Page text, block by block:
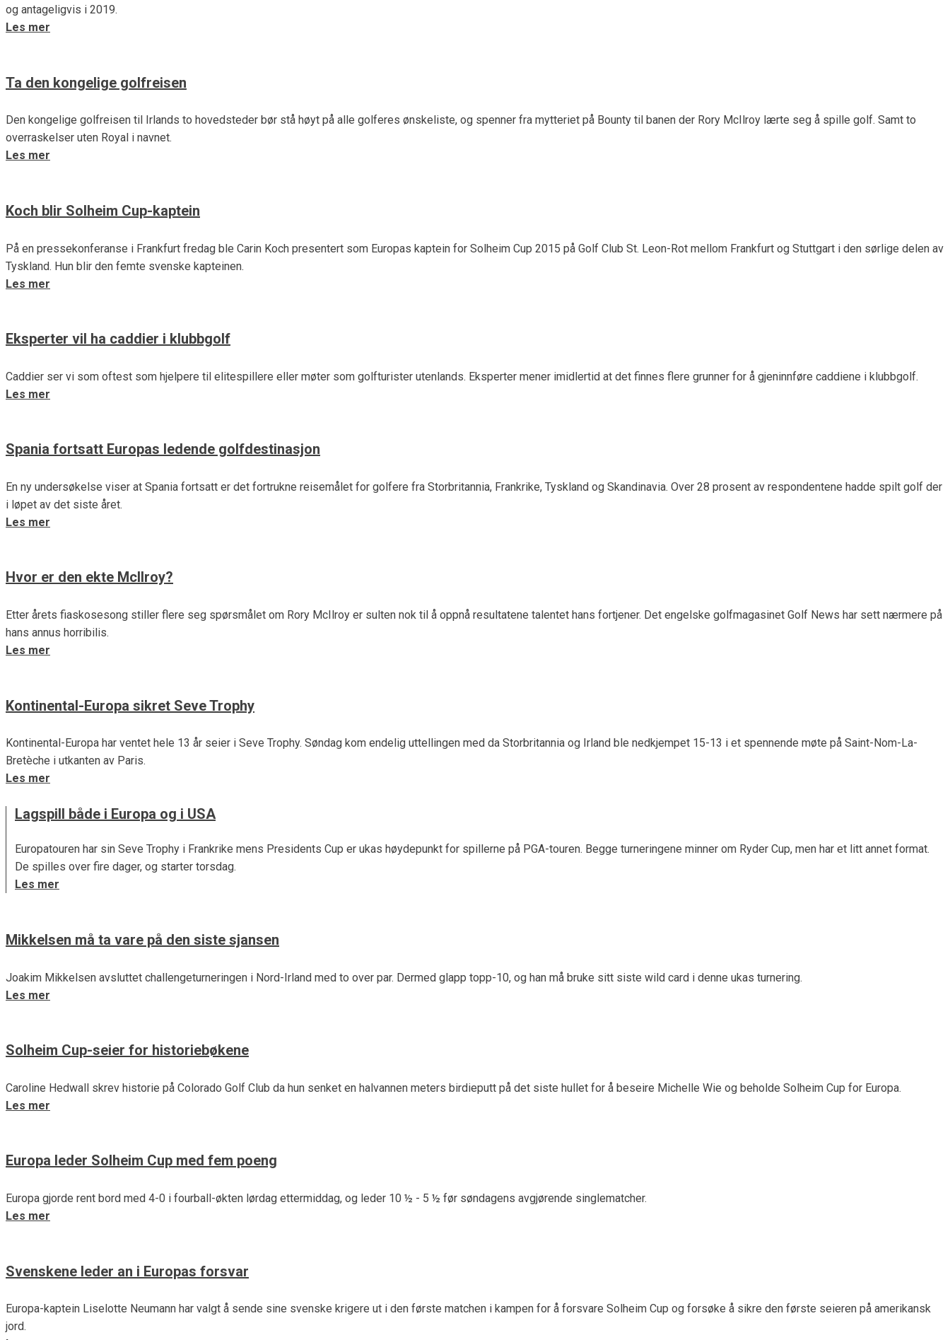
og antageligvis i 2019.
Les mer
Ta den kongelige golfreisen
Den kongelige golfreisen til Irlands to hovedsteder bør stå høyt på alle golferes ønskeliste, og spenner fra mytteriet på Bounty til banen der Rory McIlroy lærte seg å spille golf. Samt to
overraskelser uten Royal i navnet.
Les mer
Koch blir Solheim Cup-kaptein
På en pressekonferanse i Frankfurt fredag ble Carin Koch presentert som Europas kaptein for Solheim Cup 2015 på Golf Club St. Leon-Rot mellom Frankfurt og Stuttgart i den sørlige delen av
Tyskland. Hun blir den femte svenske kapteinen.
Les mer
Eksperter vil ha caddier i klubbgolf
Caddier ser vi som oftest som hjelpere til elitespillere eller møter som golfturister utenlands. Eksperter mener imidlertid at det finnes flere grunner for å gjeninnføre caddiene i klubbgolf.
Les mer
Spania fortsatt Europas ledende golfdestinasjon
En ny undersøkelse viser at Spania fortsatt er det fortrukne reisemålet for golfere fra Storbritannia, Frankrike, Tyskland og Skandinavia. Over 28 prosent av respondentene hadde spilt golf der
i løpet av det siste året.
Les mer
Hvor er den ekte McIlroy?
Etter årets fiaskosesong stiller flere seg spørsmålet om Rory McIlroy er sulten nok til å oppnå resultatene talentet hans fortjener. Det engelske golfmagasinet Golf News har sett nærmere på
hans annus horribilis.
Les mer
Kontinental-Europa sikret Seve Trophy
Kontinental-Europa har ventet hele 13 år seier i Seve Trophy. Søndag kom endelig uttellingen med da Storbritannia og Irland ble nedkjempet 15-13 i et spennende møte på Saint-Nom-La-
Bretèche i utkanten av Paris.
Les mer
Lagspill både i Europa og i USA
Europatouren har sin Seve Trophy i Frankrike mens Presidents Cup er ukas høydepunkt for spillerne på PGA-touren. Begge turneringene minner om Ryder Cup, men har et litt annet format.
De spilles over fire dager, og starter torsdag.
Les mer
Mikkelsen må ta vare på den siste sjansen
Joakim Mikkelsen avsluttet challengeturneringen i Nord-Irland med to over par. Dermed glapp topp-10, og han må bruke sitt siste wild card i denne ukas turnering.
Les mer
Solheim Cup-seier for historiebøkene
Caroline Hedwall skrev historie på Colorado Golf Club da hun senket en halvannen meters birdieputt på det siste hullet for å beseire Michelle Wie og beholde Solheim Cup for Europa.
Les mer
Europa leder Solheim Cup med fem poeng
Europa gjorde rent bord med 4-0 i fourball-økten lørdag ettermiddag, og leder 10 ½ - 5 ½ før søndagens avgjørende singlematcher.
Les mer
Svenskene leder an i Europas forsvar
Europa-kaptein Liselotte Neumann har valgt å sende sine svenske krigere ut i den første matchen i kampen for å forsvare Solheim Cup og forsøke å sikre den første seieren på amerikansk
jord.